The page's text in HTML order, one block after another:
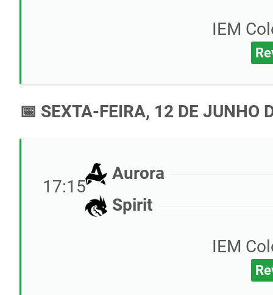
IEM
📅 SEXTA-FEIRA, 12 DE JUNHO
17:15
Aurora
Spirit
IEM